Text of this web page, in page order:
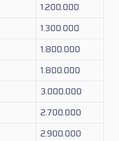
1.200.000
1.300.000
1.800.000
1.800.000
3.000.000
2.700.000
2.900.000